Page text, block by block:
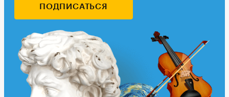
ПОДПИСАТЬСЯ